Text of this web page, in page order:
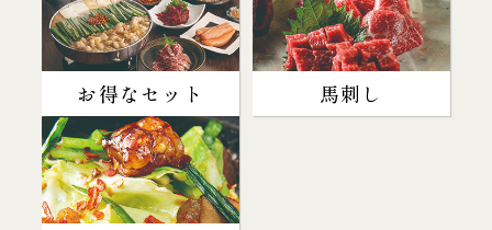
お得なセット 馬刺し